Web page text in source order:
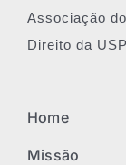
Associação
Direito da USP
Home
Missão